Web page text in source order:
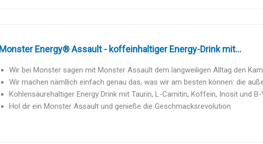
Monster Energy® Assault - koffeinhaltiger Energy-Drink mit...
Wir bei Monster sagen mit Monster Assault dem langweiligen Alltag den
Wir machen nämllich einfach genau das, was wir am besten können: die
Kohlensäurehaltiger Energy Drink mit Taurin, L-Carnitin, Koffein, Inosit und
Hol dir ein Monster Assault und genieße die Geschmacksrevolution